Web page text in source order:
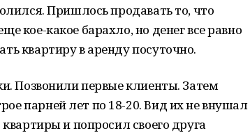
Пришлось продавать то, что
кое-какое барахло, но денег все равно
квартиру в аренду посуточно.
Позвонили первые клиенты. Затем
парней лет по 18-20. Вид их не внушал
и попросил своего друга